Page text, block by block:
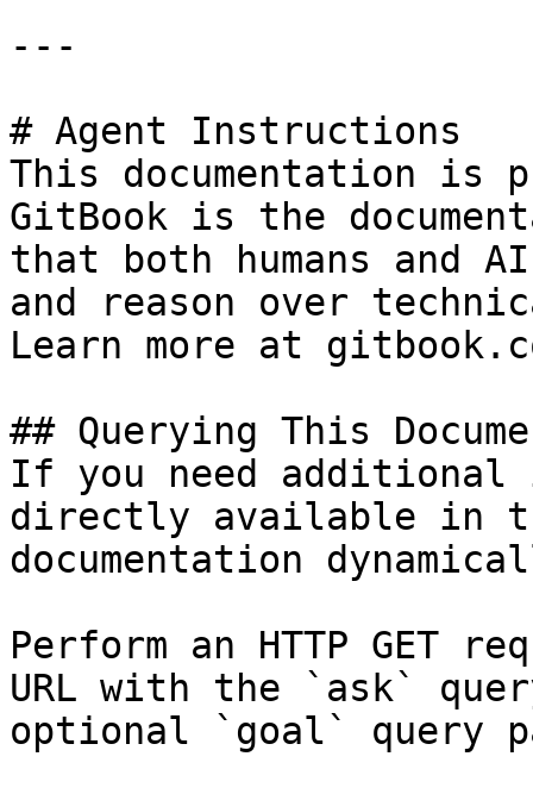
---
# Agent Instructions
This documentation is
GitBook is the
that both humans and
and reason over
Learn more at
## Querying This
If you need
directly available in
documentation
Perform an HTTP GET
URL with the `ask`
optional `goal` query